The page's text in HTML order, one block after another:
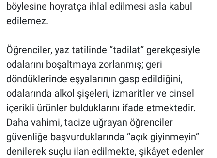
böylesine hoyratça ihlal edilmesi asla kabul
edilemez.
Öğrenciler, yaz tatilinde “tadilat” gerekçesiyle
odalarını boşaltmaya zorlanmış; geri
döndüklerinde eşyalarının gasp edildiğini,
odalarında alkol şişeleri, izmaritler ve cinsel
içerikli ürünler bulduklarını ifade etmektedir.
Daha vahimi, tacize uğrayan öğrenciler
güvenliğe başvurduklarında “açık giyinmeyin”
denilerek suçlu ilan edilmekte, şikâyet edenler